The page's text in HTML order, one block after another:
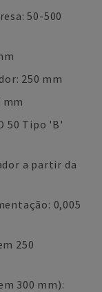
50-500
250 mm
mm
50 Tipo 'B'
a partir da
0,005
250
300 mm):